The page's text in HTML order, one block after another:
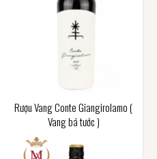
Rượu Vang Conte Giangirolamo (
Vang bá tước )